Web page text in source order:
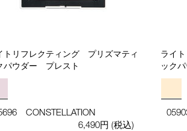
トリフレクティング プリズマティ
パウダー プレスト
CONSTELLATION
6,490円 (税込)
ライ
ック